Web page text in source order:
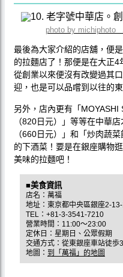
photo by michiphoto
最後為大家介紹的店舖，便
的拉麵店了！那便是在大正4
從創業以來便沒有改變過其
迎，也是可以品嚐到以往的
另外，店內更有「
（820日元）」等等在中華
（660日元）」和「炒肉蔬
的下酒菜！要是在銀座購物
美味的拉麵吧！
■美食資訊
店名：萬福
地址：東京都中央區銀座2-
TEL：+81-3-3541-7210
營業時間：11:00～23:00
定休日：星期日、公眾假期
交通方式：從東銀座車站徒歩
地圖： 到「萬福」的地圖